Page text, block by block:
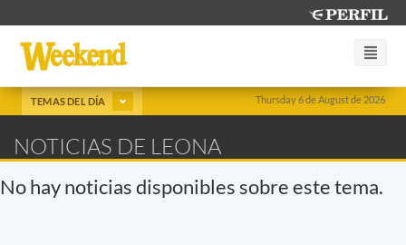
Thursday 6 de August de 2026
TEMAS DEL DÍA
NOTICIAS DE LEONA
No hay noticias disponibles sobre este tema.